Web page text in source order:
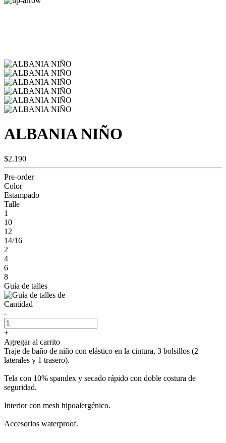
ALBANIA NIÑO
$2.190
Pre-order
Color
Estampado
Talle
1
10
12
14/16
2
4
6
8
Guía de talles
Cantidad
-
+
Agregar al carrito
Traje de baño de niño con elástico en la cintura, 3 bolsillos (2
laterales y 1 trasero).
Tela con 10% spandex y secado rápido con doble costura de
seguridad.
Interior con mesh hipoalergénico.
Accesorios waterproof.